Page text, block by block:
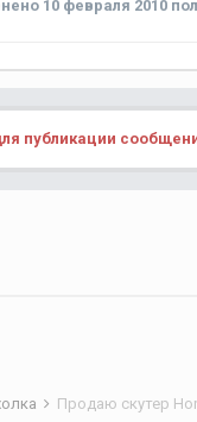
10 февраля 2010
публикации
Продаю скутер